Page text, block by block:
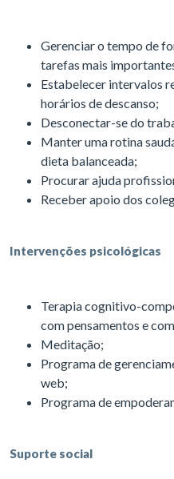
Gerenciar o tempo de
tarefas mais
Estabelecer intervalos
horários de descanso;
Desconectar-se do
Manter uma rotina
dieta balanceada;
Procurar ajuda
Receber apoio dos
Intervenções psicológicas
Terapia cognitivo-
com pensamentos e
Meditação;
Programa de
web;
Programa de
Suporte social